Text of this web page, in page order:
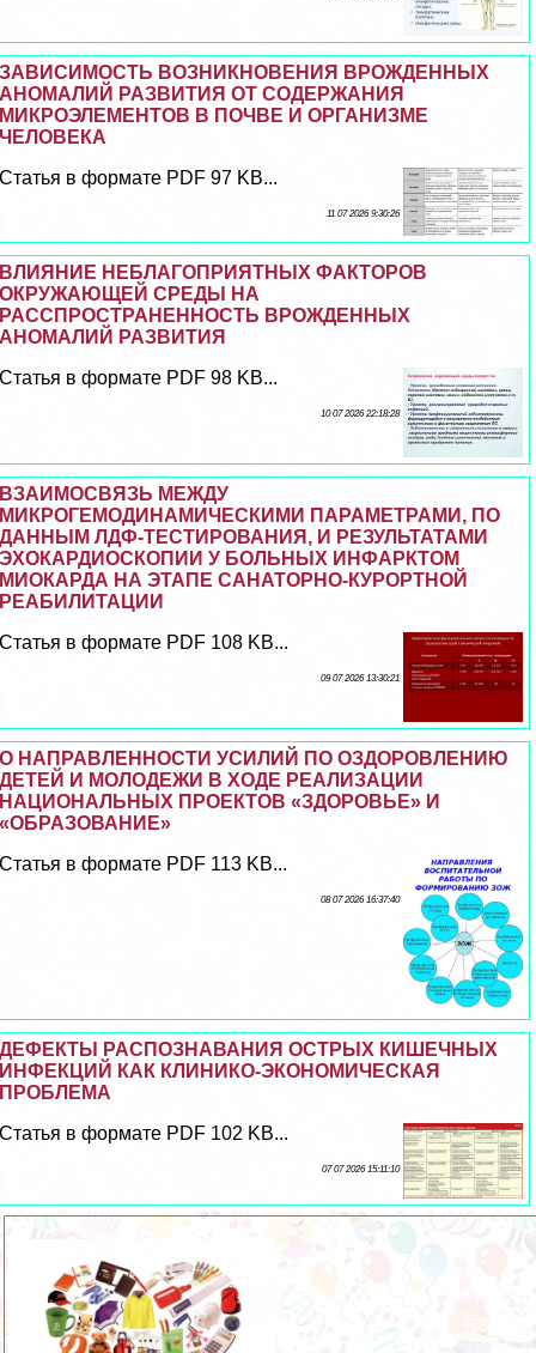
ЗАВИСИМОСТЬ ВОЗНИКНОВЕНИЯ ВРОЖДЕННЫХ
АНОМАЛИЙ РАЗВИТИЯ ОТ СОДЕРЖАНИЯ
МИКРОЭЛЕМЕНТОВ В ПОЧВЕ И ОРГАНИЗМЕ
ЧЕЛОВЕКА
Статья в формате PDF 97 KB...
11 07 2026 9:30:26
ВЛИЯНИЕ НЕБЛАГОПРИЯТНЫХ ФАКТОРОВ
ОКРУЖАЮЩЕЙ СРЕДЫ НА
РАССПРОСТРАНЕННОСТЬ ВРОЖДЕННЫХ
АНОМАЛИЙ РАЗВИТИЯ
Статья в формате PDF 98 KB...
10 07 2026 22:18:28
ВЗАИМОСВЯЗЬ МЕЖДУ
МИКРОГЕМОДИНАМИЧЕСКИМИ ПАРАМЕТРАМИ, ПО
ДАННЫМ ЛДФ-ТЕСТИРОВАНИЯ, И РЕЗУЛЬТАТАМИ
ЭХОКАРДИОСКОПИИ У БОЛЬНЫХ ИНФАРКТОМ
МИОКАРДА НА ЭТАПЕ САНАТОРНО-КУРОРТНОЙ
РЕАБИЛИТАЦИИ
Статья в формате PDF 108 KB...
09 07 2026 13:30:21
О НАПРАВЛЕННОСТИ УСИЛИЙ ПО ОЗДОРОВЛЕНИЮ
ДЕТЕЙ И МОЛОДЕЖИ В ХОДЕ РЕАЛИЗАЦИИ
НАЦИОНАЛЬНЫХ ПРОЕКТОВ «ЗДОРОВЬЕ» И
«ОБРАЗОВАНИЕ»
Статья в формате PDF 113 KB...
08 07 2026 16:37:40
ДЕФЕКТЫ РАСПОЗНАВАНИЯ ОСТРЫХ КИШЕЧНЫХ
ИНФЕКЦИЙ КАК КЛИНИКО-ЭКОНОМИЧЕСКАЯ
ПРОБЛЕМА
Статья в формате PDF 102 KB...
07 07 2026 15:11:10